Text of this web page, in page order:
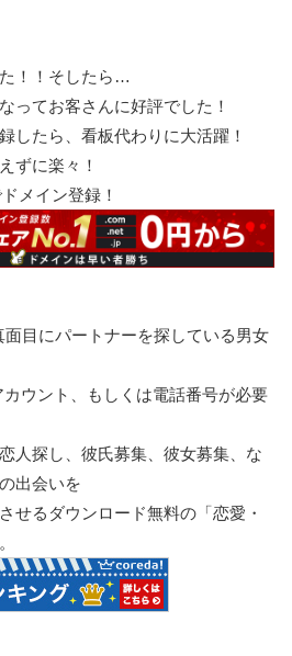
！！そしたら…
ってお客さんに好評でした！
したら、看板代わりに大活躍！
ずに楽々！
メイン登録！
目にパートナーを探している男女
ウント、もしくは電話番号が必要
人探し、彼氏募集、彼女募集、な
出会いを
せるダウンロード無料の「恋愛・